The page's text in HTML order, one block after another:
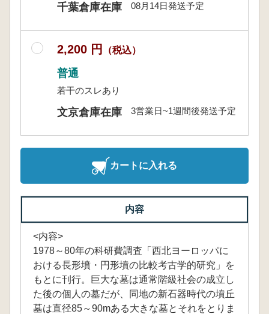
千葉倉庫在庫 08月14日発送予定
2,200 円 （税込）
普通
若干のスレあり
文京倉庫在庫 3営業日~1週間後発送予定
カートに入れる
内容
<内容>
1978～80年の科研費調査「西北ヨーロッパに
おける長形墳・円形墳の比較考古学的研究」を
もとに刊行。巨大な墓は通常階級社会の成立し
た後の個人の墓だが、同地の新石器時代の墳丘
墓は直径85～90mある大きな墓とそれをとりま